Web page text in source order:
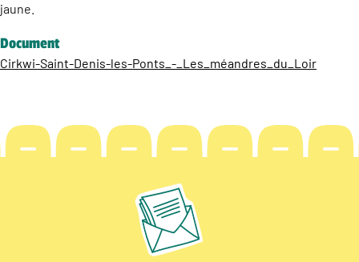
jaune.
Document
Cirkwi-Saint-Denis-les-Ponts_-_Les_méandres_du_Loir